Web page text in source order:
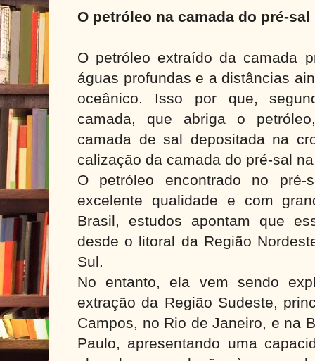
O petróleo na camada do pré-sal
O petróleo extraído da camada
águas profundas e a distâncias
oceânico. Isso por que,
camada, que abriga o
camada de sal depositada na
calização da camada do pré-sal
O petróleo encontrado no
excelente qualidade e com
Brasil, estudos apontam que
desde o litoral da Região
Sul.
No entanto, ela vem sendo
extração da Região Sudeste,
Campos, no Rio de Janeiro, e na
Paulo, apresentando uma